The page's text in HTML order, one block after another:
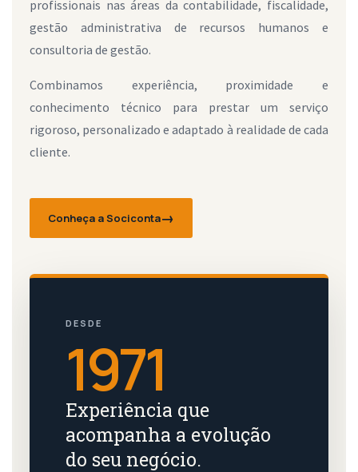
profissionais nas áreas da contabilidade, fiscalidade,
gestão administrativa de recursos humanos e
consultoria de gestão.
Combinamos experiência, proximidade e
conhecimento técnico para prestar um serviço
rigoroso, personalizado e adaptado à realidade de cada
cliente.
Conheça a Sociconta
DESDE
1971
Experiência que
acompanha a evolução
do seu negócio.